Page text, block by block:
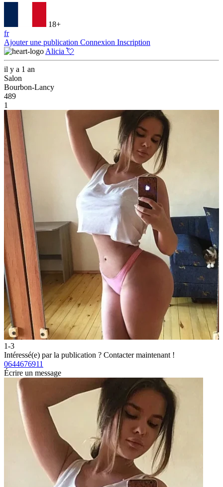
18+
fr
Ajouter une publication Connexion Inscription
Alicia 💘
il y a 1 an
Salon
Bourbon-Lancy
489
1
1-3
Intéressé(e) par la publication ? Contacter maintenant !
0644676911
Écrire un message